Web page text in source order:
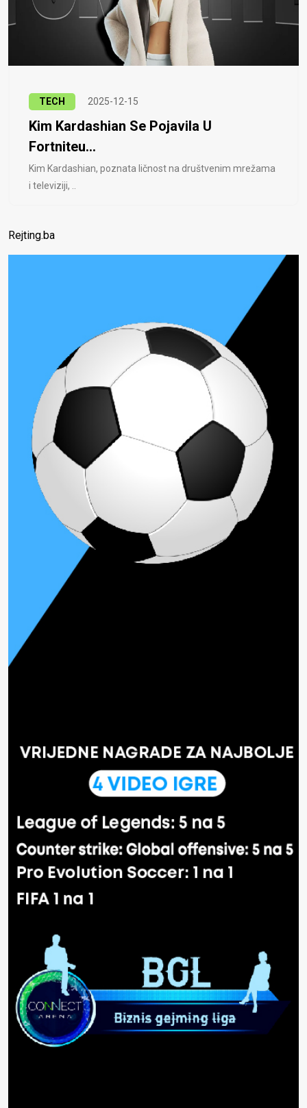
TECH 2025-12-15
Kim Kardashian Se Pojavila U
Fortniteu...
Kim Kardashian, poznata ličnost na društvenim mrežama
i televiziji, ..
Rejting.ba